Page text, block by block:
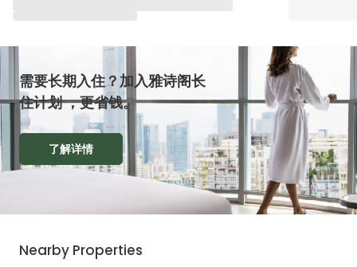
需要长期入住？加入雅诗阁长
住计划 ，更省钱。
了解详情
Nearby Properties